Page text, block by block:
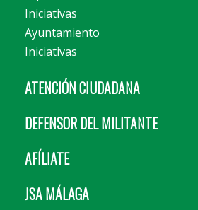
Iniciativas
Ayuntamiento
Iniciativas
ATENCIÓN CIUDADANA
DEFENSOR DEL MILITANTE
AFÍLIATE
JSA MÁLAGA